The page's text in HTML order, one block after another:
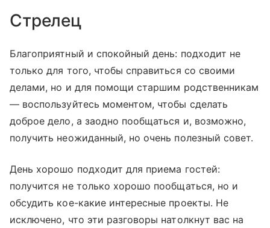
Стрелец
Благоприятный и спокойный день: подходит не
только для того, чтобы справиться со своими
делами, но и для помощи старшим родственникам
— воспользуйтесь моментом, чтобы сделать
доброе дело, а заодно пообщаться и, возможно,
получить неожиданный, но очень полезный совет.
День хорошо подходит для приема гостей:
получится не только хорошо пообщаться, но и
обсудить кое-какие интересные проекты. Не
исключено, что эти разговоры натолкнут вас на